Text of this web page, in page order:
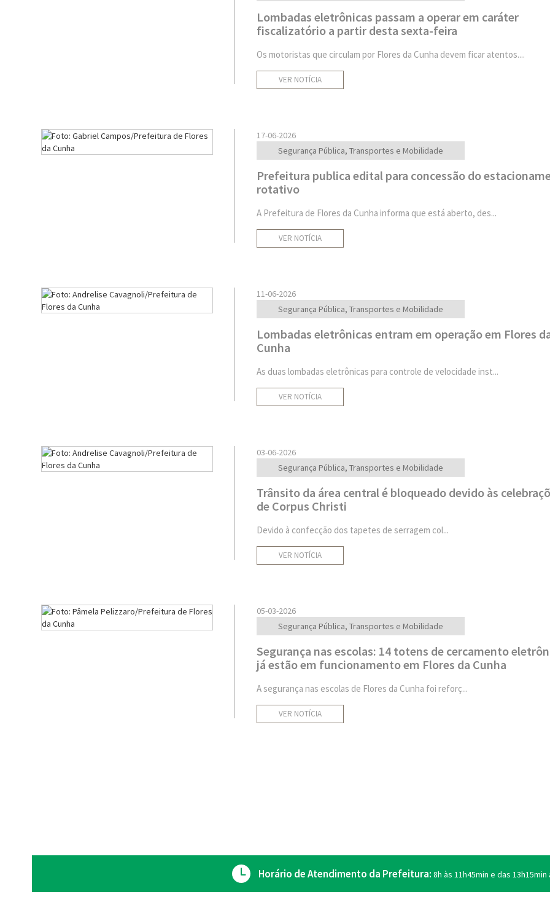
Lombadas eletrônicas passam a operar em caráter
fiscalizatório a partir desta sexta-feira
Os motoristas que circulam por Flores da Cunha devem ficar atentos....
VER NOTÍCIA
17-06-2026
Segurança Pública, Transportes e Mobilidade
Prefeitura publica edital para concessão do
rotativo
A Prefeitura de Flores da Cunha informa que está aberto, des...
VER NOTÍCIA
11-06-2026
Segurança Pública, Transportes e Mobilidade
Lombadas eletrônicas entram em operação em Flores
Cunha
As duas lombadas eletrônicas para controle de velocidade inst...
VER NOTÍCIA
03-06-2026
Segurança Pública, Transportes e Mobilidade
Trânsito da área central é bloqueado devido às
de Corpus Christi
Devido à confecção dos tapetes de serragem col...
VER NOTÍCIA
05-03-2026
Segurança Pública, Transportes e Mobilidade
Segurança nas escolas: 14 totens de cercamento
já estão em funcionamento em Flores da Cunha
A segurança nas escolas de Flores da Cunha foi reforç...
VER NOTÍCIA
Horário de Atendimento da Prefeitura: 8h às 11h45min e das 13h15min